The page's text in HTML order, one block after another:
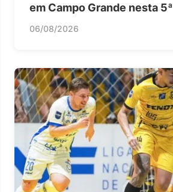
em Campo Grande nesta 5ª
06/08/2026